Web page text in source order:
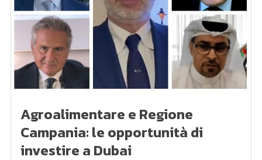
Agroalimentare e Regione
Campania: le opportunità di
investire a Dubai